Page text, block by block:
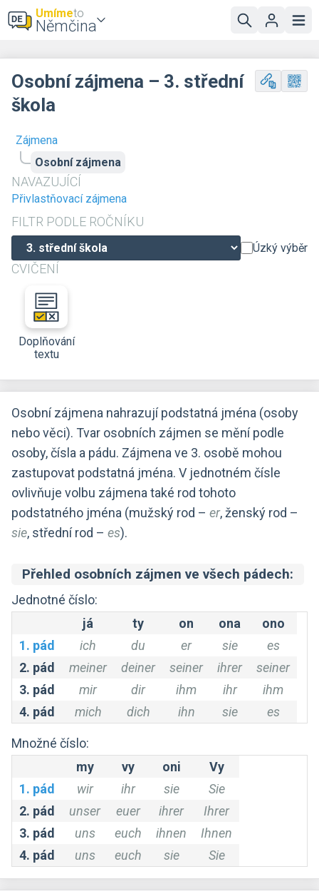
Umímeto
Němčina
Zájmena
Osobní zájmena
NAVAZUJÍCÍ
Přivlastňovací zájmena
FILTR PODLE ROČNÍKU
Úzký výběr
CVIČENÍ
Doplňování
textu
Osobní zájmena – 3. střední
škola
Osobní zájmena nahrazují podstatná jména (osoby
nebo věci). Tvar osobních zájmen se mění podle
osoby, čísla a pádu. Zájmena ve 3. osobě mohou
zastupovat podstatná jména. V jednotném čísle
ovlivňuje volbu zájmena také rod tohoto
podstatného jména (mužský rod – er, ženský rod –
sie, střední rod – es).
Přehled osobních zájmen ve všech pádech:
Jednotné číslo:
já
ty on ona
ono
1. pád
ich du er sie
es
2. pád
meiner deiner seiner ihrer
seiner
3. pád
mir dir ihm ihr
ihm
4. pád
mich dich ihn sie es
Množné číslo:
my
vy oni
Vy
1. pád
wir ihr sie
Sie
2. pád
unser euer ihrer
Ihrer
3. pád
uns euch ihnen
Ihnen
4. pád
uns euch sie Sie